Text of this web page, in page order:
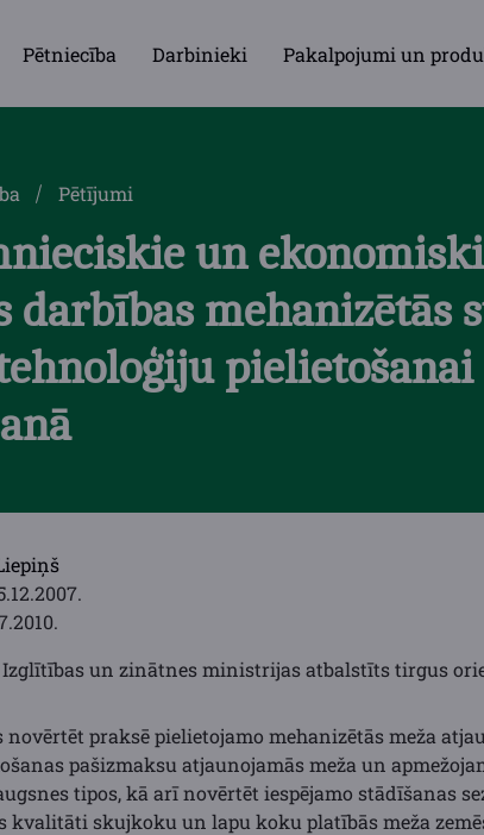
Pētniecība Darbinieki Pakalpojumi un
Pētījumi
un
darbības mehanizētās
pielietošanai
Izglītības un zinātnes ministrijas atbalstīts tirgus
novērtēt praksē pielietojamo mehanizētās meža
pašizmaksu atjaunojamās meža un
tipos, kā arī novērtēt iespējamo stādīšanas
kvalitāti skujkoku un lapu koku platībās meža